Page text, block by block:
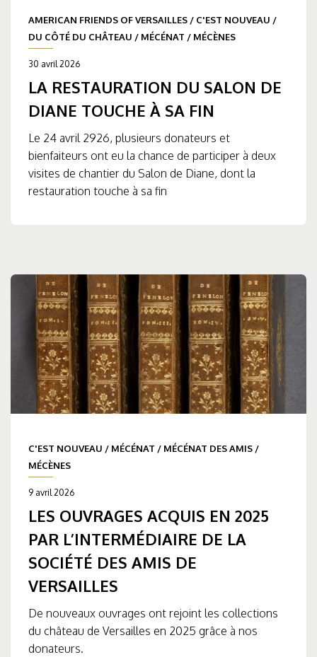
AMERICAN FRIENDS OF VERSAILLES / C'EST NOUVEAU /
DU CÔTÉ DU CHÂTEAU / MÉCÉNAT / MÉCÈNES
30 avril 2026
LA RESTAURATION DU SALON DE
DIANE TOUCHE À SA FIN
Le 24 avril 2926, plusieurs donateurs et
bienfaiteurs ont eu la chance de participer à deux
visites de chantier du Salon de Diane, dont la
restauration touche à sa fin
C'EST NOUVEAU / MÉCÉNAT / MÉCÉNAT DES AMIS /
MÉCÈNES
9 avril 2026
LES OUVRAGES ACQUIS EN 2025
PAR L’INTERMÉDIAIRE DE LA
SOCIÉTÉ DES AMIS DE
VERSAILLES
De nouveaux ouvrages ont rejoint les collections
du château de Versailles en 2025 grâce à nos
donateurs.